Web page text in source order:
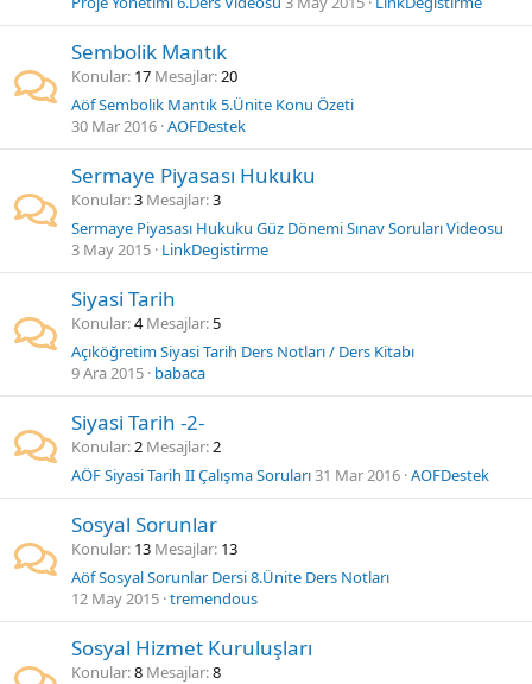
Sembolik Mantık
Konular 17 Mesajlar 20
Aöf Sembolik Mantık 5.Ünite Konu Özeti
30 Mar 2016 AOFDestek
Sermaye Piyasası Hukuku
Konular 3 Mesajlar 3
Sermaye Piyasası Hukuku Güz Dönemi Sınav Soruları Videosu
3 May 2015 LinkDegistirme
Siyasi Tarih
Konular 4 Mesajlar 5
Açıköğretim Siyasi Tarih Ders Notları / Ders Kitabı
9 Ara 2015 babaca
Siyasi Tarih -2-
Konular 2 Mesajlar 2
AÖF Siyasi Tarih II Çalışma Soruları31 Mar 2016 AOFDestek
Sosyal Sorunlar
Konular 13 Mesajlar 13
Aöf Sosyal Sorunlar Dersi 8.Ünite Ders Notları
12 May 2015 tremendous
Sosyal Hizmet Kuruluşları
Konular 8 Mesajlar 8